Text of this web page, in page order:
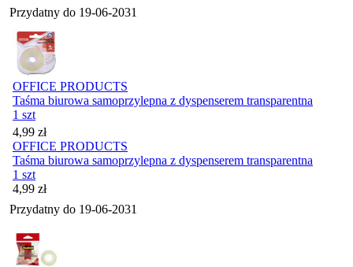
Przydatny do 19-06-2031
OFFICE PRODUCTS
Taśma biurowa samoprzylepna z dyspenserem transparentna
1 szt
Cena
4,99 zł
OFFICE PRODUCTS
Taśma biurowa samoprzylepna z dyspenserem transparentna
1 szt
Cena
4,99 zł
Przydatny do 19-06-2031